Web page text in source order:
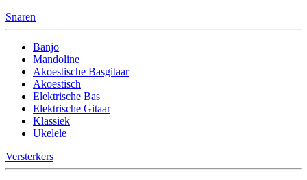
Snaren
Banjo
Mandoline
Akoestische Basgitaar
Akoestisch
Elektrische Bas
Elektrische Gitaar
Klassiek
Ukelele
Versterkers